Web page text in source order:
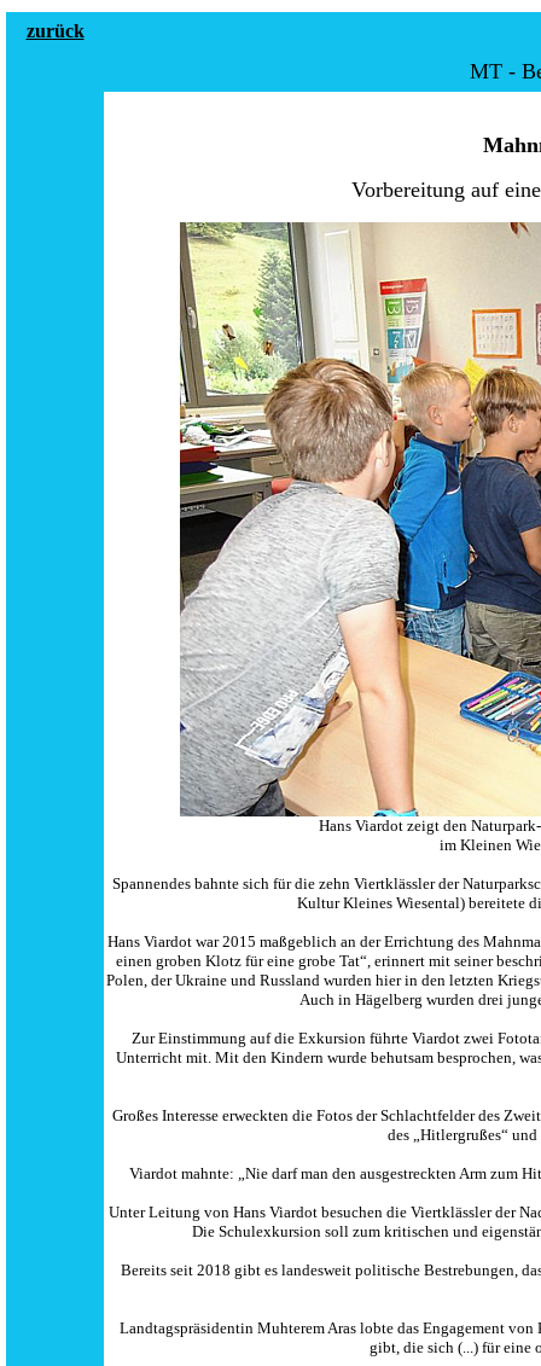
zurück
MT -
Vorbereitung auf
Hans Viardot zeigt den
im Kleinen
Spannendes bahnte sich für die zehn Viertklässler der
Kultur Kleines Wiesental) bereitete
Hans Viardot war 2015 maßgeblich an der Errichtung des
einen groben Klotz für eine grobe Tat“, erinnert mit seiner
Polen, der Ukraine und Russland wurden hier in den letzten
Auch in Hägelberg wurden drei
Zur Einstimmung auf die Exkursion führte Viardot zwei
Unterricht mit. Mit den Kindern wurde behutsam besprochen,
Großes Interesse erweckten die Fotos der Schlachtfelder des
des „Hitlergrußes“
Viardot mahnte: „Nie darf man den ausgestreckten Arm zum
Unter Leitung von Hans Viardot besuchen die Viertklässler der
Die Schulexkursion soll zum kritischen und
Bereits seit 2018 gibt es landesweit politische Bestrebungen,
Landtagspräsidentin Muhterem Aras lobte das Engagement
gibt, die sich (...) für eine